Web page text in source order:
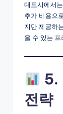
대도시에서
추가 비용으
지만 제공하
을 수 있는 프
5.
전략